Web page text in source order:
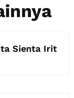
Sienta Irit